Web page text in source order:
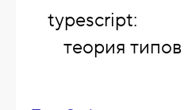
typescript:
теория типов